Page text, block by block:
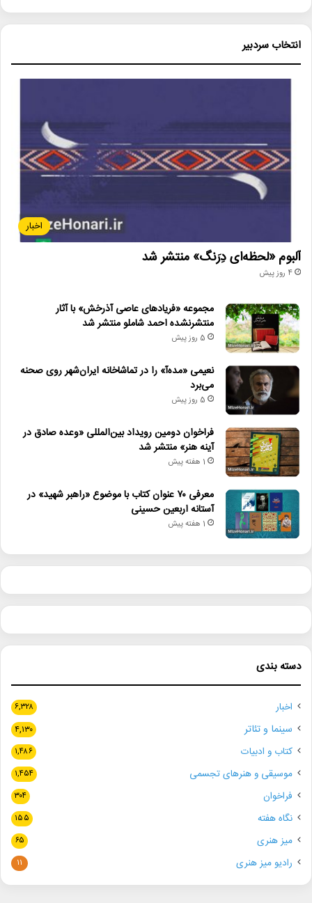
انتخاب سردبیر
اخبار
آلبوم «لحظه‌ای دِرَنگ» منتشر شد
4 روز پیش
مجموعه «فریادهای عاصی آذرخش» با آثار
منتشرنشده احمد شاملو منتشر شد
5 روز پیش
نعیمی «مده‌آ» را در تماشاخانه ایران‌شهر روی صحنه
می‌برد
5 روز پیش
فراخوان دومین رویداد بین‌المللی «وعده صادق در
آینه هنر» منتشر شد
1 هفته پیش
معرفی ۷۰ عنوان کتاب با موضوع «راهبر شهید» در
آستانه اربعین حسینی
1 هفته پیش
دسته بندی
اخبار ۶,۳۲۸
سینما و تئاتر ۴,۱۳۰
کتاب و ادبیات ۱,۴۸۶
موسیقی و هنرهای تجسمی ۱,۴۵۴
فراخوان ۳۰۴
نگاه هفته ۱۵۵
میز هنری ۶۵
رادیو میز هنری ۱۱